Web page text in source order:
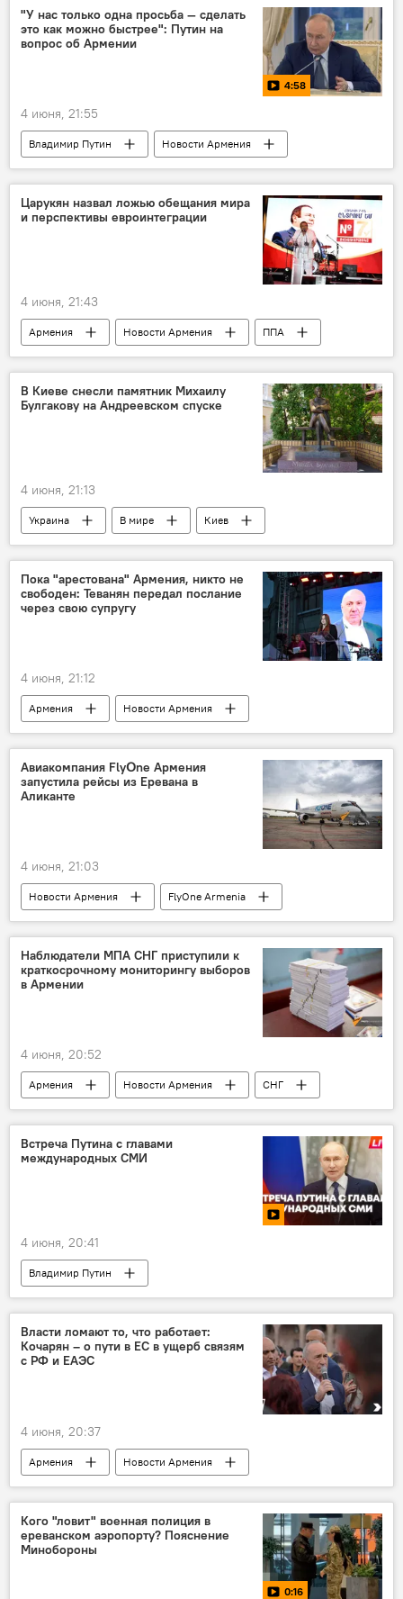
"У нас только одна просьба — сделать
это как можно быстрее": Путин на
вопрос об Армении
4:58
4 июня, 21:55
Владимир Путин Новости Армения
Царукян назвал ложью обещания мира
и перспективы евроинтеграции
4 июня, 21:43
Армения Новости Армения
ППА
Царукян
Политика выборы
В Киеве снесли памятник Михаилу
Булгакову на Андреевском спуске
4 июня, 21:13
Украина В мире
Киев
Михаил Булгаков
Пока "арестована" Армения, никто не
свободен: Теванян передал послание
через свою супругу
4 июня, 21:12
Армения
Новости Армения
Общество
Андраник Теванян
Авиакомпания FlyՕne Армения
запустила рейсы из Еревана в
Аликанте
4 июня, 21:03
Новости Армения FlyOne Armenia
Наблюдатели МПА СНГ приступили к
краткосрочному мониторингу выборов
в Армении
4 июня, 20:52
Армения Новости Армения
СНГ
выборы
Встреча Путина с главами
международных СМИ
4 июня, 20:41
Владимир Путин
Власти ломают то, что работает:
Кочарян – о пути в ЕС в ущерб связям
с РФ и ЕАЭС
4 июня, 20:37
Армения
Новости Армения
Общество
Роберт Кочарян
ЕС
ЕАЭС
Кого "ловит" военная полиция в
ереванском аэропорту? Пояснение
Минобороны
0:16